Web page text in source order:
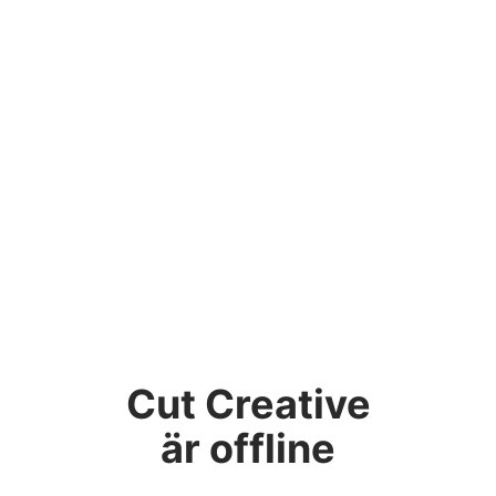
Cut Creative
är offline